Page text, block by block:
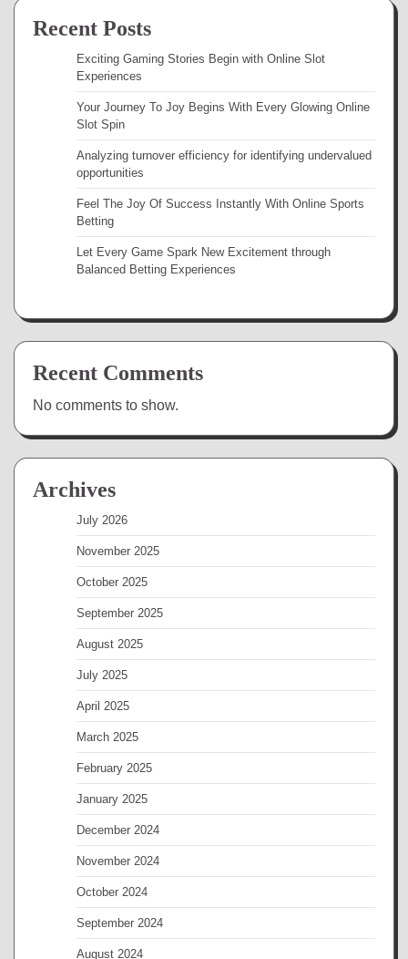
Recent Posts
Exciting Gaming Stories Begin with Online Slot
Experiences
Your Journey To Joy Begins With Every Glowing Online
Slot Spin
Analyzing turnover efficiency for identifying undervalued
opportunities
Feel The Joy Of Success Instantly With Online Sports
Betting
Let Every Game Spark New Excitement through
Balanced Betting Experiences
Recent Comments
No comments to show.
Archives
July 2026
November 2025
October 2025
September 2025
August 2025
July 2025
April 2025
March 2025
February 2025
January 2025
December 2024
November 2024
October 2024
September 2024
August 2024